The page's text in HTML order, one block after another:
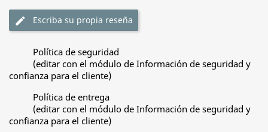
edit Escriba su propia reseña
Política de seguridad
(editar con el módulo de Información de seguridad y
confianza para el cliente)
Política de entrega
(editar con el módulo de Información de seguridad y
confianza para el cliente)